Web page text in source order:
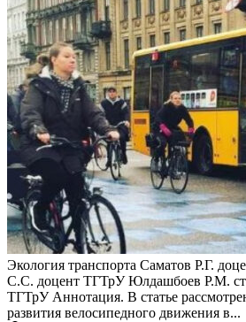
Экология транспорта Саматов Р.Г.
С.С. доцент ТГТрУ Юлдашбоев Р.М.
ТГТрУ Аннотация. В статье
развития велосипедного движения в...